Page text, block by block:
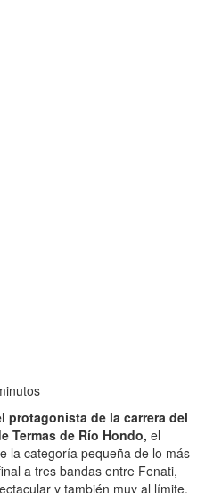
protagonista de la carrera del
Termas de Río Hondo, el
la categoría pequeña de lo más
a tres bandas entre Fenati,
y también muy al límite,